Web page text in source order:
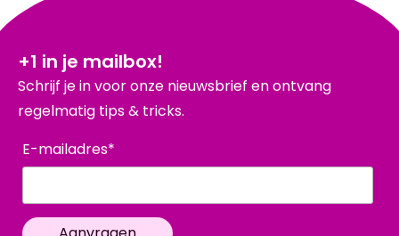
+1 in je mailbox!
Schrijf je in voor onze nieuwsbrief en ontvang
regelmatig tips & tricks.
E-mailadres*